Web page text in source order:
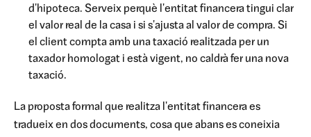
d'hipoteca. Serveix perquè l'entitat financera tingui clar
el valor real de la casa i si s'ajusta al valor de compra. Si
el client compta amb una taxació realitzada per un
taxador homologat i està vigent, no caldrà fer una nova
taxació.
La proposta formal que realitza l'entitat financera es
tradueix en dos documents, cosa que abans es coneixia